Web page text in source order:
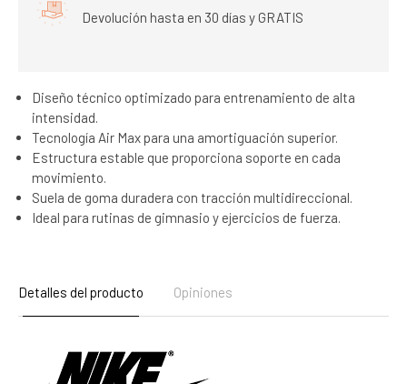
Devolución hasta en 30 días y GRATIS
Diseño técnico optimizado para entrenamiento de alta
intensidad.
Tecnología Air Max para una amortiguación superior.
Estructura estable que proporciona soporte en cada
movimiento.
Suela de goma duradera con tracción multidireccional.
Ideal para rutinas de gimnasio y ejercicios de fuerza.
Detalles del producto Opiniones